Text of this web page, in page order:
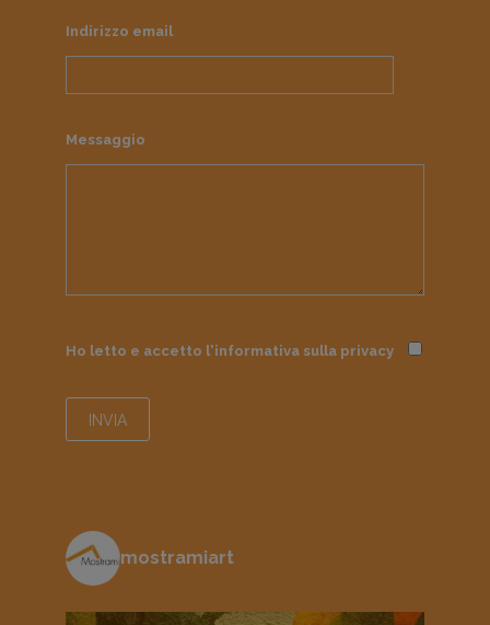
Indirizzo email
Messaggio
Ho letto e accetto l'informativa sulla privacy
mostramiart